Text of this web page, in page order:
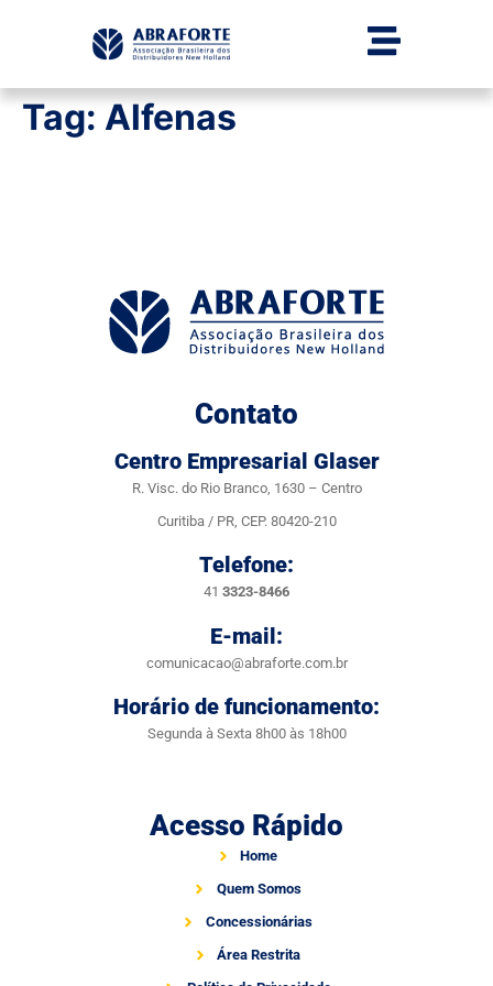
Tag: Alfenas
Contato
Centro Empresarial Glaser
R. Visc. do Rio Branco, 1630 – Centro
Curitiba / PR, CEP. 80420-210
Telefone:
41 3323-8466
E-mail:
comunicacao@abraforte.com.br
Horário de funcionamento:
Segunda à Sexta 8h00 às 18h00
Acesso Rápido
Home
Quem Somos
Concessionárias
Área Restrita